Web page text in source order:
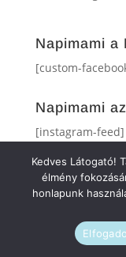
Napimami a
[custom-
Napimami
[instagram-feed]
Kedves Látogató!
élmény
honlapunk